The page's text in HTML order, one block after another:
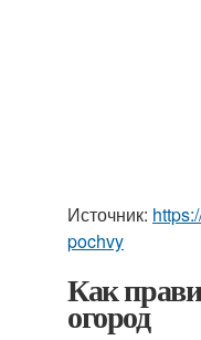
Источник:
pochvy
Как
огород